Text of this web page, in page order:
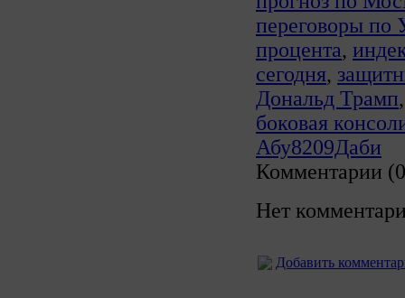
переговоры по
процента,
сегодня,
Дональд Трамп
боковая
Абу8209Даби
Комментарии
Нет
Добавить